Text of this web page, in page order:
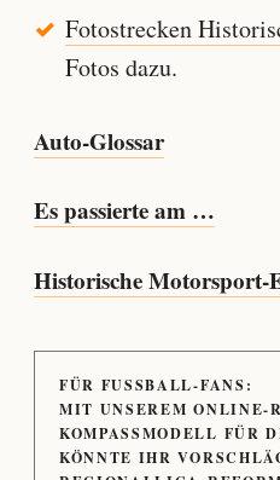
Fotostrecken
Fotos dazu.
Auto-Glossar
Es passierte am …
Historische Motorsport-
FÜR FUSSBALL-FANS:
MIT UNSEREM ONLINE-
KOMPASSMODELL FÜR
KÖNNTE IHR